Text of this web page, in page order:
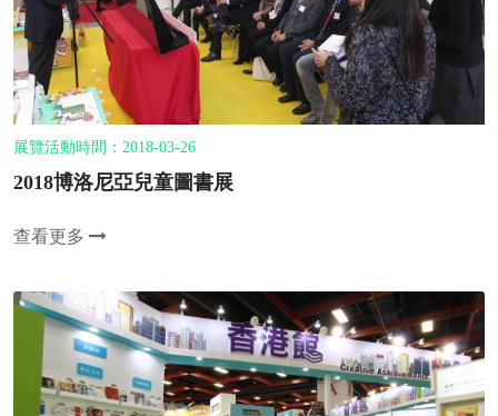
展覽活動時間：2018-03-26
2018博洛尼亞兒童圖書展
查看更多